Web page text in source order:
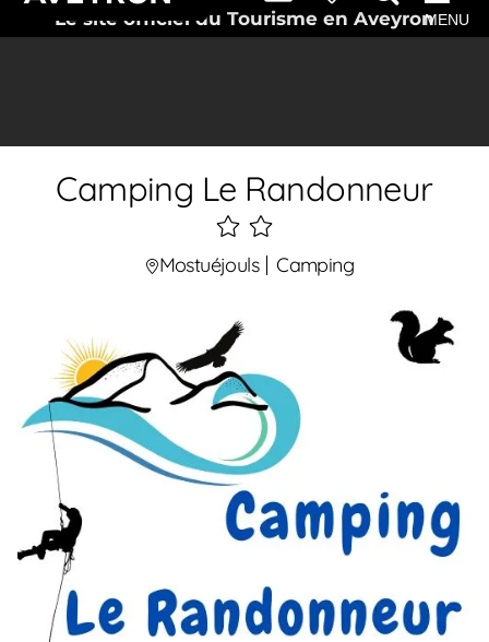
Le site officiel du Tourisme en AveyronMENU
Camping Le Randonneur
2
étoiles
Mostuéjouls Camping